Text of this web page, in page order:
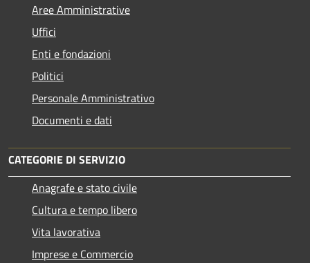
Aree Amministrative
Uffici
Enti e fondazioni
Politici
Personale Amministrativo
Documenti e dati
CATEGORIE DI SERVIZIO
Anagrafe e stato civile
Cultura e tempo libero
Vita lavorativa
Imprese e Commercio